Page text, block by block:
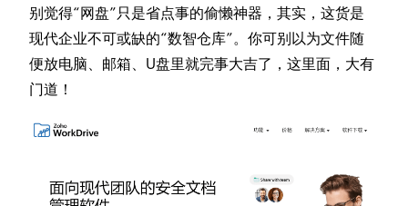
别觉得“网盘”只是省点事的偷懒神器，其实，这货是
现代企业不可或缺的“数智仓库”。你可别以为文件随
便放电脑、邮箱、U盘里就完事大吉了，这里面，大有
门道！